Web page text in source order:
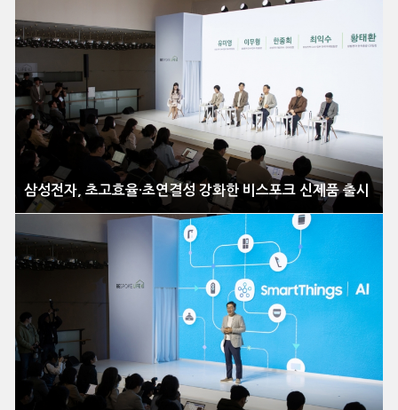
삼성전자, 초고효율·초연결성 강화한 비스포크 신제품 출시